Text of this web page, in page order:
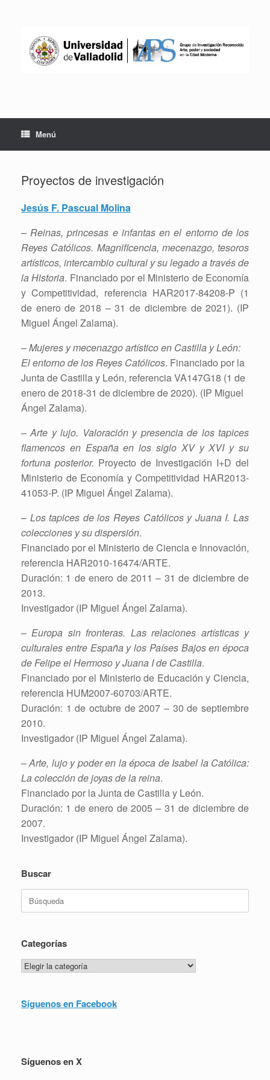
Menú
Proyectos de investigación
Jesús F. Pascual Molina
– Reinas,princesas e infantas en el entorno de los
Reyes Católicos. Magnificencia, mecenazgo, tesoros
artísticos, intercambio cultural y su legado a través de
la Historia. Financiado por el Ministerio de Economía
y Competitividad, referencia HAR2017-84208-P (1
de enero de 2018 – 31 de diciembre de 2021). (IP
Miguel Ángel Zalama).
–Mujeres y mecenazgo artístico en Castilla y León:
El entorno de los Reyes Católicos. Financiado por la
Junta de Castilla y León, referencia VA147G18 (1 de
enero de 2018-31 de diciembre de 2020). (IP Miguel
Ángel Zalama).
– Arte y lujo. Valoración y presencia de los tapices
flamencos en España en los siglo XV y XVI y su
fortuna posterior. Proyecto de Investigación I+D del
Ministerio de Economía y Competitividad HAR2013-
41053-P. (IP Miguel Ángel Zalama).
– Los tapices de los Reyes Católicos y Juana I. Las
colecciones y su dispersión.
Financiado por el Ministerio de Ciencia e Innovación,
referencia HAR2010-16474/ARTE.
Duración: 1 de enero de 2011 – 31 de diciembre de
2013.
Investigador (IP Miguel Ángel Zalama).
–Europa sin fronteras. Las relaciones artísticas y
culturales entre España y los Países Bajos en época
de Felipe el Hermoso y Juana I de Castilla.
Financiado por el Ministerio de Educación y Ciencia,
referencia HUM2007-60703/ARTE.
Duración: 1 de octubre de 2007 – 30 de septiembre
2010.
Investigador (IP Miguel Ángel Zalama).
–Arte, lujo y poder en la época de Isabel la Católica:
La colección de joyas de la reina.
Financiado por la Junta de Castilla y León.
Duración: 1 de enero de 2005 – 31 de diciembre de
2007.
Investigador (IP Miguel Ángel Zalama).
Buscar
Buscar:
Categorías
Categorías
Síguenos en Facebook
Síguenos en X